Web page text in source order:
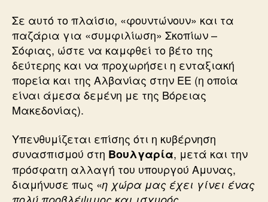
Σε αυτό το πλαίσιο, «φουντώνουν» και τα
παζάρια για «συμφιλίωση» Σκοπίων –
Σόφιας, ώστε να καμφθεί το βέτο της
δεύτερης και να προχωρήσει η ενταξιακή
πορεία και της Αλβανίας στην ΕΕ (η οποία
είναι άμεσα δεμένη με της Βόρειας
Μακεδονίας).
Υπενθυμίζεται επίσης ότι η κυβέρνηση
συνασπισμού στη Βουλγαρία, μετά και την
πρόσφατη αλλαγή του υπουργού Αμυνας,
διαμήνυσε πως «η χώρα μας έχει γίνει ένας
πολύ προβλέψιμος και ισχυρός